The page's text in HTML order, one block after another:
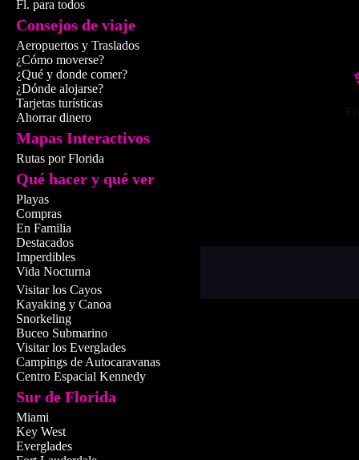
Fl. para todos
Consejos de viaje
Aeropuertos y Traslados
¿Cómo moverse?
¿Qué y donde comer?
¿Dónde alojarse?
Tarjetas turísticas
Ahorrar dinero
Mapas Interactivos
Rutas por Florida
Qué hacer y qué ver
Playas
Compras
En Familia
Destacados
Imperdibles
Vida Nocturna
Visitar los Cayos
Kayaking y Canoa
Snorkeling
Buceo Submarino
Visitar los Everglades
Campings de Autocaravanas
Centro Espacial Kennedy
Sur de Florida
Miami
Key West
Everglades